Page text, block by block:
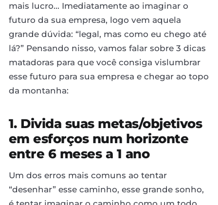
mais lucro... Imediatamente ao imaginar o
futuro da sua empresa, logo vem aquela
grande dúvida: “legal, mas como eu chego até
lá?” Pensando nisso, vamos falar sobre 3 dicas
matadoras para que você consiga vislumbrar
esse futuro para sua empresa e chegar ao topo
da montanha:
1. Divida suas metas/objetivos
em esforços num horizonte
entre 6 meses a 1 ano
Um dos erros mais comuns ao tentar
“desenhar” esse caminho, esse grande sonho,